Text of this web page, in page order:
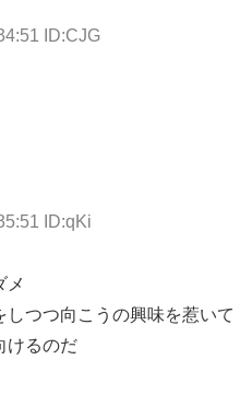
ID:CJG
ID:qKi
メ
つつ向こうの興味を惹いて
けるのだ